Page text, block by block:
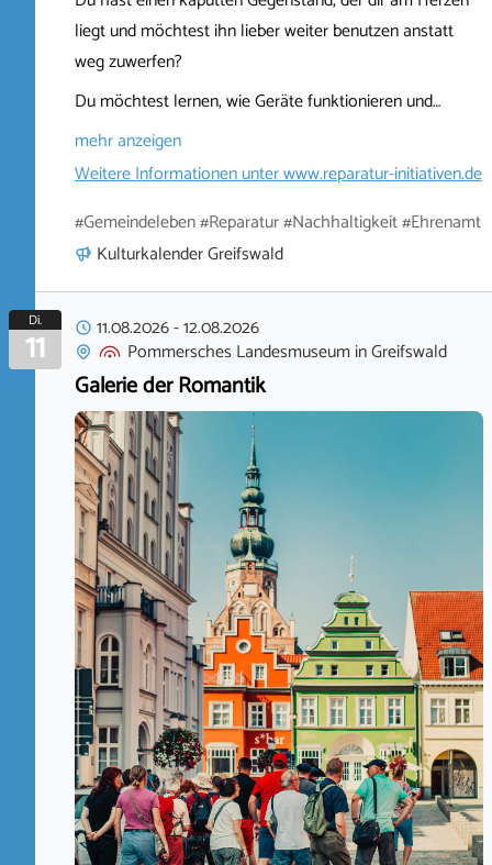
liegt und möchtest ihn lieber weiter benutzen anstatt
weg zuwerfen?
Du möchtest lernen, wie Geräte funktionieren und…
mehr anzeigen
Weitere Informationen unterwww.reparatur-initiativen.de
#Gemeindeleben #Reparatur #Nachhaltigkeit #Ehrenamt
Kulturkalender Greifswald
Di.
11 11.08.2026-12.08.2026
Pommersches LandesmuseuminGreifswald
Galerie der Romantik